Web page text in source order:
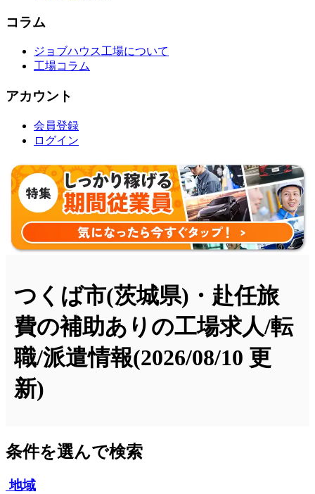
コラム
ジョブハウス工場について
工場コラム
アカウント
会員登録
ログイン
つくば市(茨城県)・赴任旅
費の補助ありの工場求人/転
職/派遣情報(2026/08/10 更
新)
条件を選んで検索
地域